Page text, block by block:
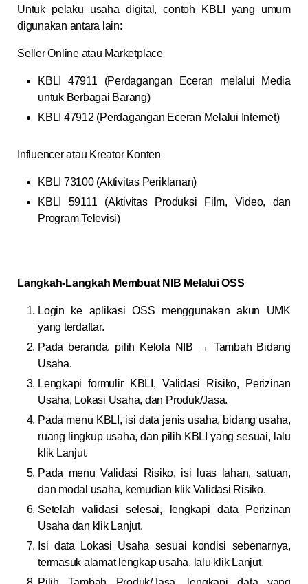
Untuk pelaku usaha digital, contoh KBLI yang umum
digunakan antara lain:
Seller Online atau Marketplace
KBLI 47911 (Perdagangan Eceran melalui Media
untuk Berbagai Barang)
KBLI 47912 (Perdagangan Eceran Melalui Internet)
Influencer atau Kreator Konten
KBLI 73100 (Aktivitas Periklanan)
KBLI 59111 (Aktivitas Produksi Film, Video, dan
Program Televisi)
Langkah-Langkah Membuat NIB Melalui OSS
Login ke aplikasi OSS menggunakan akun UMK
yang terdaftar.
Pada beranda, pilih Kelola NIB → Tambah Bidang
Usaha.
Lengkapi formulir KBLI, Validasi Risiko, Perizinan
Usaha, Lokasi Usaha, dan Produk/Jasa.
Pada menu KBLI, isi data jenis usaha, bidang usaha,
ruang lingkup usaha, dan pilih KBLI yang sesuai, lalu
klik Lanjut.
Pada menu Validasi Risiko, isi luas lahan, satuan,
dan modal usaha, kemudian klik Validasi Risiko.
Setelah validasi selesai, lengkapi data Perizinan
Usaha dan klik Lanjut.
Isi data Lokasi Usaha sesuai kondisi sebenarnya,
termasuk alamat lengkap usaha, lalu klik Lanjut.